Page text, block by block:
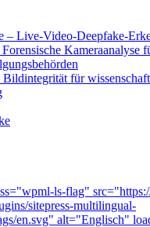
– Live-Video-Deepfake-
Kameraanalyse
Bildintegrität für
ls-flag"
sitepress-multilingual-
en.svg" alt="Englisch"